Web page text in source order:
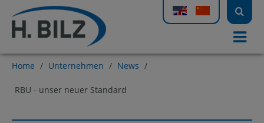
Home / Unternehmen / News /
RBU - unser neuer Standard